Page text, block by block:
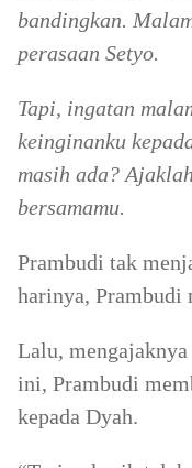
bandingkan.
perasaan Setyo.
Tapi, ingatan
keinginanku
masih ada?
bersamamu.
Prambudi tak
harinya, Prambudi
Lalu,
ini, Prambudi
kepada Dyah.